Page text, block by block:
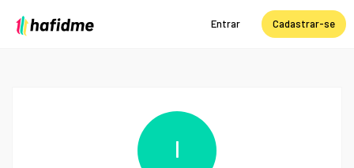
Entrar Cadastrar-se
I